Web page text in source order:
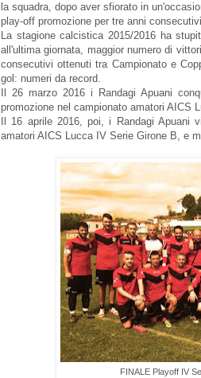
la squadra, dopo aver sfiorato in
play-off promozione per tre anni
La stagione calcistica 2015/2016 ha
all'ultima giornata, maggior numero di
consecutivi ottenuti tra Campionato e
gol: numeri da record.
Il 26 marzo 2016 i Randagi Apuani
promozione nel campionato amatori AICS
Il 16 aprile 2016, poi, i Randagi Apuani
amatori AICS Lucca IV Serie Girone B, e
FINALE Playoff IV